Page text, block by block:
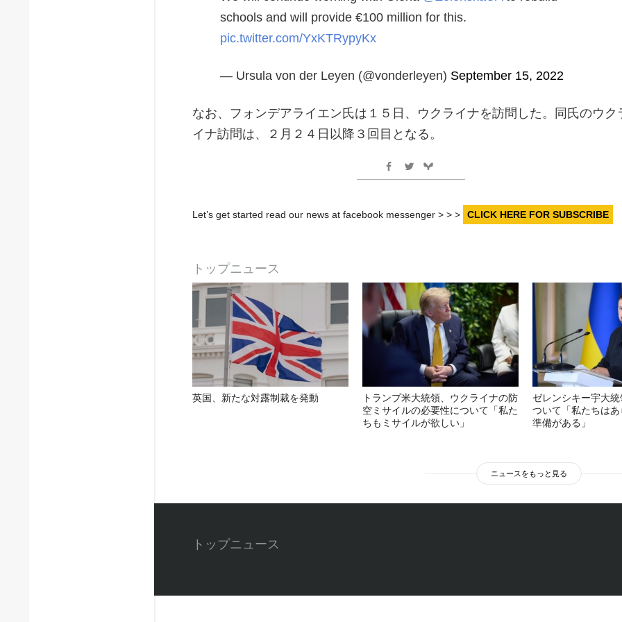
schools and will provide €100 million for this.
pic.twitter.com/YxKTRypyKx
— Ursula von der Leyen (@vonderleyen) September 15, 2022
なお、フォンデアライエン氏は１５日、ウクライナを訪問した。同氏のウク
イナ訪問は、２月２４日以降３回目となる。
Let’s get started read our news at facebook messenger > > > CLICK HERE FOR SUBSCRIBE
トップニュース
英国、新たな対露制裁を発動
トランプ米大統領、ウクライナの防
空ミサイルの必要性について「私た
ちもミサイルが欲しい」
ゼレンシキー宇大
ついて「私たちは
準備がある」
ニュースをもっと見る
トップニュース